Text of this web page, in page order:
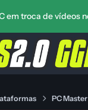
em troca de vídeos
PC